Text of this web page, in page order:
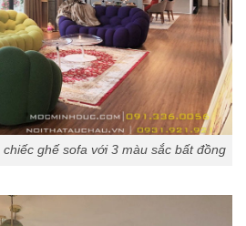
ghế sofa với 3 màu sắc bất đồng